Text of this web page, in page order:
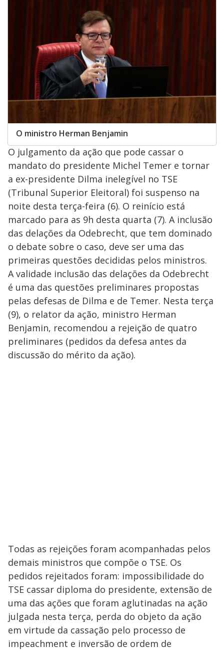
O ministro Herman Benjamin
O julgamento da ação que pode cassar o
mandato do presidente Michel Temer e tornar
a ex-presidente Dilma inelegível no TSE
(Tribunal Superior Eleitoral) foi suspenso na
noite desta terça-feira (6). O reinício está
marcado para as 9h desta quarta (7). A inclusão
das delações da Odebrecht, que tem dominado
o debate sobre o caso, deve ser uma das
primeiras questões decididas pelos ministros.
A validade inclusão das delações da Odebrecht
é uma das questões preliminares propostas
pelas defesas de Dilma e de Temer. Nesta terça
(9), o relator da ação, ministro Herman
Benjamin, recomendou a rejeição de quatro
preliminares (pedidos da defesa antes da
discussão do mérito da ação).
Todas as rejeições foram acompanhadas pelos
demais ministros que compõe o TSE. Os
pedidos rejeitados foram: impossibilidade do
TSE cassar diploma do presidente, extensão de
uma das ações que foram aglutinadas na ação
julgada nesta terça, perda do objeto da ação
em virtude da cassação pelo processo de
impeachment e inversão de ordem de